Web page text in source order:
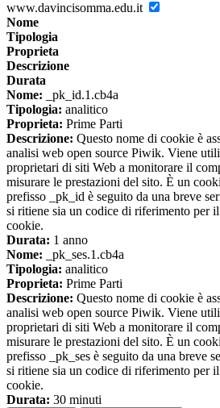
www.davincisomma.edu.it
Nome
Tipologia
Proprieta
Descrizione
Durata
Nome: _pk_id.1.cb4a
Tipologia: analitico
Proprieta: Prime Parti
Descrizione: Questo nome di cookie è
analisi web open source Piwik. Viene
proprietari di siti Web a monitorare il
misurare le prestazioni del sito. È un
prefisso _pk_id è seguito da una breve
si ritiene sia un codice di riferimento per
cookie.
Durata: 1 anno
Nome: _pk_ses.1.cb4a
Tipologia: analitico
Proprieta: Prime Parti
Descrizione: Questo nome di cookie è
analisi web open source Piwik. Viene
proprietari di siti Web a monitorare il
misurare le prestazioni del sito. È un
prefisso _pk_ses è seguito da una breve
si ritiene sia un codice di riferimento per
cookie.
Durata: 30 minuti